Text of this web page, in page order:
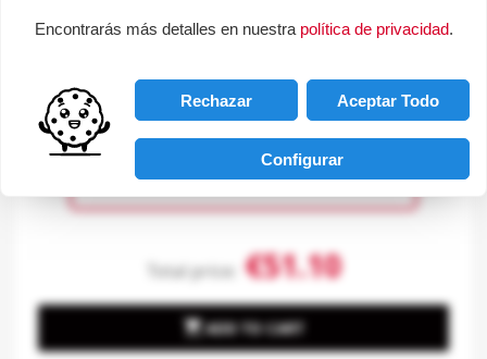
€40.00 €35.90
Total price: €51.10
ADD TO CART
Encontrarás más detalles en nuestra política de privacidad.
Aceptar Todo
Configurar
Rechazar